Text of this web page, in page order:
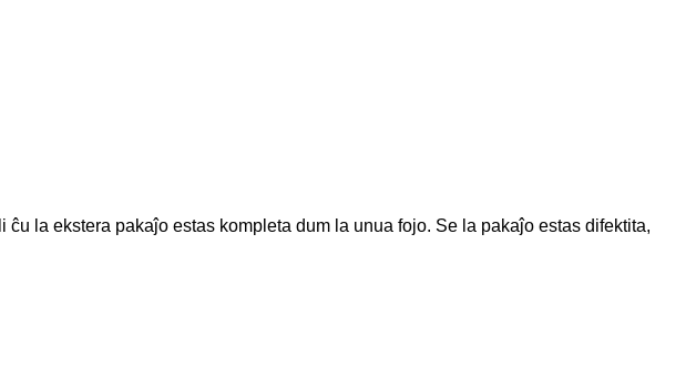
la ekstera pakaĵo estas kompleta dum la unua fojo. Se la pakaĵo estas difektita,